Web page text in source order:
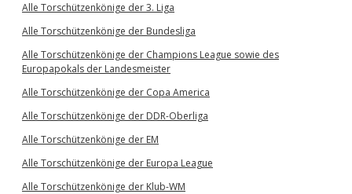
Alle Torschützenkönige der 3. Liga
Alle Torschützenkönige der Bundesliga
Alle Torschützenkönige der Champions League sowie des
Europapokals der Landesmeister
Alle Torschützenkönige der Copa America
Alle Torschützenkönige der DDR-Oberliga
Alle Torschützenkönige der EM
Alle Torschützenkönige der Europa League
Alle Torschützenkönige der Klub-WM